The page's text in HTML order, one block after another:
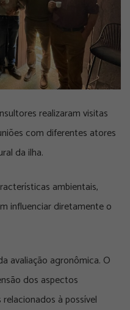
realizaram visitas
com diferentes atores
da ilha.
ambientais,
influenciar diretamente o
avaliação agronômica. O
dos aspectos
à possível